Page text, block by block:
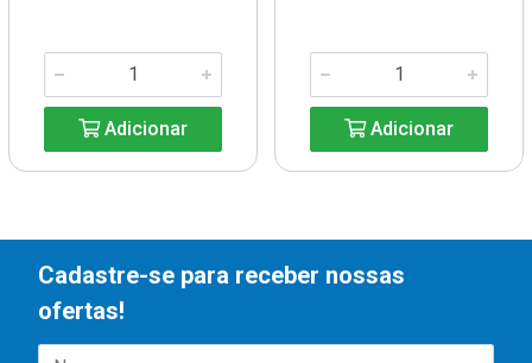
Adicionar Adicionar
Cadastre-se para receber nossas
ofertas!